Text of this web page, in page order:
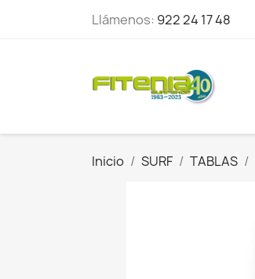
Llámenos: 922 24 17 48
Inicio SURF TABLAS